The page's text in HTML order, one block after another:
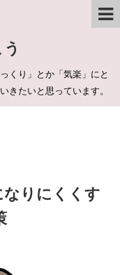
くり」とか「気楽」にと
きたいと思っています。
りにくくす